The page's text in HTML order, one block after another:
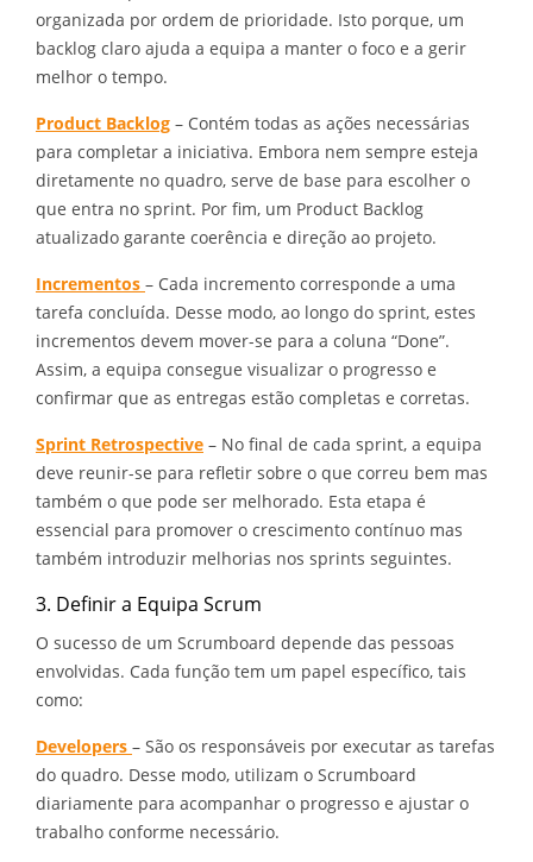
organizada por ordem de prioridade. Isto porque, um
backlog claro ajuda a equipa a manter o foco e a gerir
melhor o tempo.
Product Backlog – Contém todas as ações necessárias
para completar a iniciativa. Embora nem sempre esteja
diretamente no quadro, serve de base para escolher o
que entra no sprint. Por fim, um Product Backlog
atualizado garante coerência e direção ao projeto.
Incrementos – Cada incremento corresponde a uma
tarefa concluída. Desse modo, ao longo do sprint, estes
incrementos devem mover-se para a coluna “Done”.
Assim, a equipa consegue visualizar o progresso e
confirmar que as entregas estão completas e corretas.
Sprint Retrospective – No final de cada sprint, a equipa
deve reunir-se para refletir sobre o que correu bem mas
também o que pode ser melhorado. Esta etapa é
essencial para promover o crescimento contínuo mas
também introduzir melhorias nos sprints seguintes.
3. Definir a Equipa Scrum
O sucesso de um Scrumboard depende das pessoas
envolvidas. Cada função tem um papel específico, tais
como:
Developers – São os responsáveis por executar as tarefas
do quadro. Desse modo, utilizam o Scrumboard
diariamente para acompanhar o progresso e ajustar o
trabalho conforme necessário.